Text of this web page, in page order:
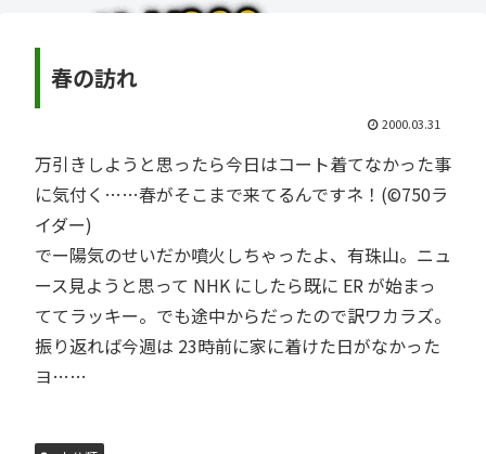
春の訪れ
2000.03.31
万引きしようと思ったら今日はコート着てなかった事
に気付く……春がそこまで来てるんですネ！(©750ラ
イダー)
でー陽気のせいだか噴火しちゃったよ、有珠山。ニュ
ース見ようと思って NHK にしたら既に ER が始まっ
ててラッキー。でも途中からだったので訳ワカラズ。
振り返れば今週は 23時前に家に着けた日がなかった
ヨ……